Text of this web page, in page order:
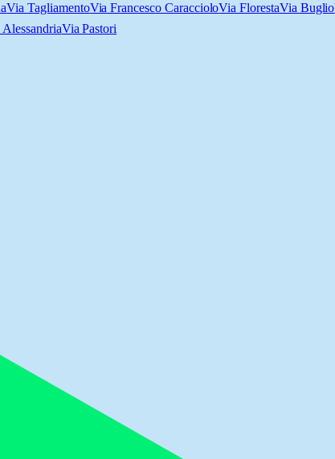
Via TagliamentoVia Francesco CaraccioloVia FlorestaVia Buglio
Via Pastori